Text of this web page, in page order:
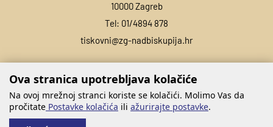
10000 Zagreb
Tel: 01/4894 878
tiskovni@zg-nadbiskupija.hr
Ova stranica upotrebljava kolačiće
Na ovoj mrežnoj stranci koriste se kolačići. Molimo Vas da
pročitate Postavke kolačića ili ažurirajte postavke.